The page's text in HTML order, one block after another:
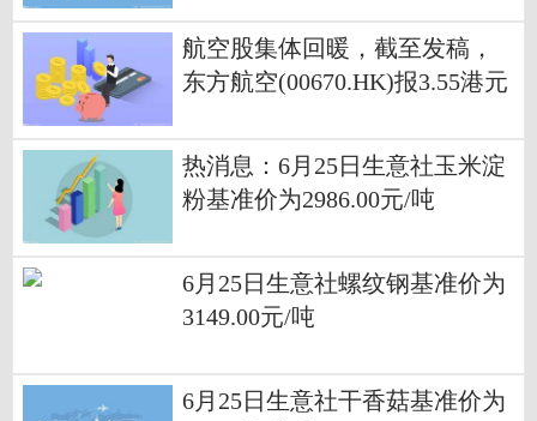
航空股集体回暖，截至发稿，
东方航空(00670.HK)报3.55港元
热消息：6月25日生意社玉米淀
粉基准价为2986.00元/吨
6月25日生意社螺纹钢基准价为
3149.00元/吨
6月25日生意社干香菇基准价为